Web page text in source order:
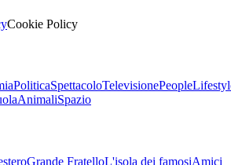
Cookie Policy
PoliticaSpettacoloTelevisionePeople
AnimaliSpazio
Grande FratelloL'isola dei famosiAmici